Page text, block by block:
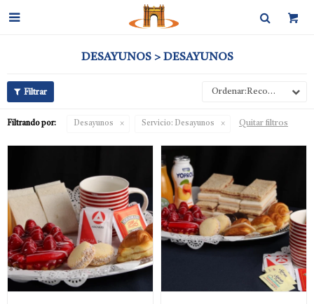

DESAYUNOS > DESAYUNOS
Recomendados
Filtrando por: Desayunos Servicio: Desayunos Quitar filtros